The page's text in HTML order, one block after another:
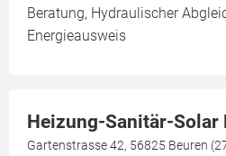
Beratung, Hydraulischer
Energieausweis
Heizung-Sanitär-Solar
Gartenstrasse 42, 56825 Beuren